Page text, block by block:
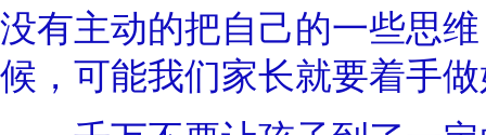
没有主动的把自己的一些思
候，可能我们家长就要着手